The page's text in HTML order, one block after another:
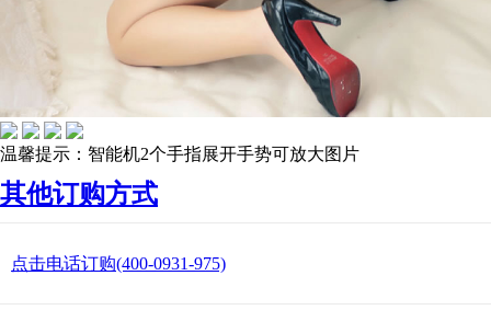
温馨提示：智能机2个手指展开手势可放大图片
其他订购方式
点击电话订购(400-0931-975)